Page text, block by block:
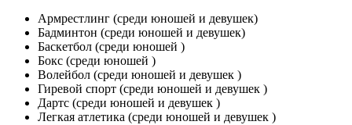
Армрестлинг (среди юношей и девушек)
Бадминтон (среди юношей и девушек)
Баскетбол (среди юношей )
Бокс (среди юношей )
Волейбол (среди юношей и девушек )
Гиревой спорт (среди юношей и девушек )
Дартс (среди юношей и девушек )
Легкая атлетика (среди юношей и девушек )